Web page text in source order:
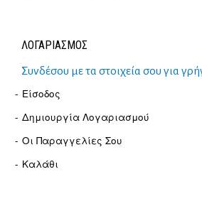
ΛΟΓΑΡΙΑΣΜΟΣ
Συνδέσου με τα στοιχεία σου για
Είσοδος
Δημιουργία Λογαριασμού
Οι Παραγγελίες Σου
Καλάθι